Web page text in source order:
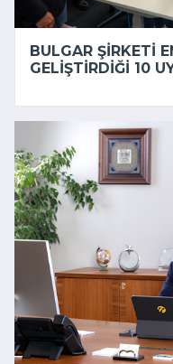
BULGAR ŞIRKETI
GELIŞTIRDIĞI 10